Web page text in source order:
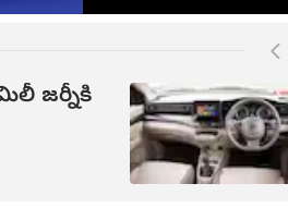
జర్నీకి
నోటిఫికేషన్‌పై20 రోజులైనా PF క్లెయిమ్
తెలుసుకుంటే బెటర్
ఈ